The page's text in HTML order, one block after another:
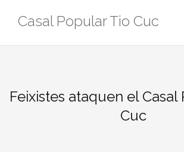
Casal Popular Tio Cuc
Feixistes ataquen el
Cuc